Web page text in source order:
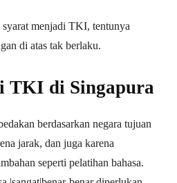
menjadi TKI, tentunya
di atas tak berlaku.
TKI di Singapura
berdasarkan negara tujuan
jarak, dan juga karena
seperti pelatihan bahasa.